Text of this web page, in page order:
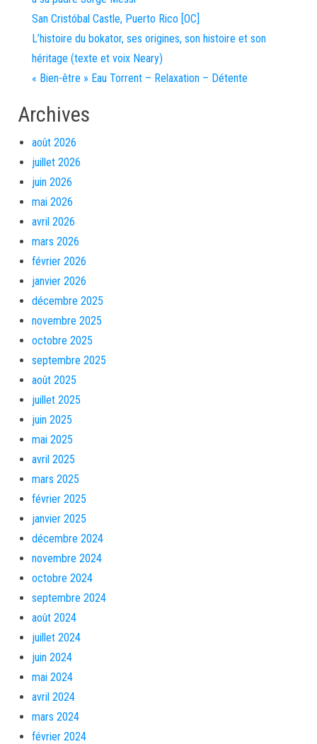
San Cristóbal Castle, Puerto Rico [OC]
L’histoire du bokator, ses origines, son histoire et son
héritage (texte et voix Neary)
« Bien-être » Eau Torrent – Relaxation – Détente
Archives
août 2026
juillet 2026
juin 2026
mai 2026
avril 2026
mars 2026
février 2026
janvier 2026
décembre 2025
novembre 2025
octobre 2025
septembre 2025
août 2025
juillet 2025
juin 2025
mai 2025
avril 2025
mars 2025
février 2025
janvier 2025
décembre 2024
novembre 2024
octobre 2024
septembre 2024
août 2024
juillet 2024
juin 2024
mai 2024
avril 2024
mars 2024
février 2024